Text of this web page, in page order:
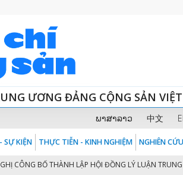
ƯƠNG ĐẢNG CỘNG SẢN
ພາສາລາວ 中文
SỰ KIỆN THỰC TIỄN - KINH NGHIỆM NGHIÊN
BỐ THÀNH LẬP HỘI ĐỒNG LÝ LUẬN TRUNG